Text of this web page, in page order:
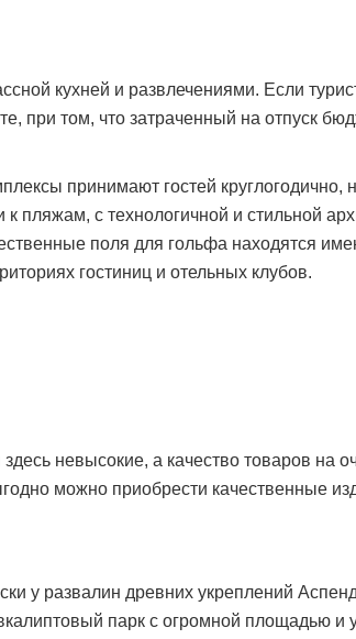
кухней и развлечениями. Если
при том, что затраченный на отпуск
принимают гостей круглогодично,
пляжам, с технологичной и стильной
поля для гольфа находятся
гостиниц и отельных клубов.
невысокие, а качество товаров на
можно приобрести качественные
у развалин древних укреплений
парк с огромной площадью и